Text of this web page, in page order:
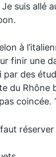
suis allé
à
finir une
par des
du Rhône
coincée.